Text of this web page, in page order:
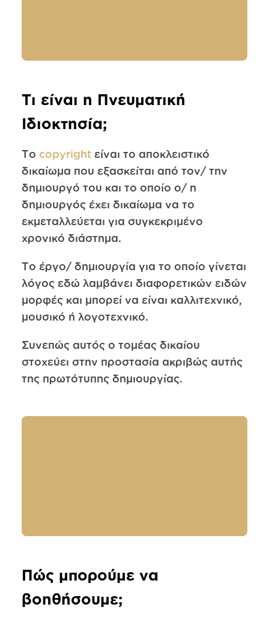
Τι είναι η Πνευματική
Ιδιοκτησία;
Το copyrightείναι το αποκλειστικό
δικαίωμα που εξασκείται από τον/ την
δημιουργό του και το οποίο ο/ η
δημιουργός έχει δικαίωμα να το
εκμεταλλεύεται για συγκεκριμένο
χρονικό διάστημα.
Το έργο/ δημιουργία για το οποίο γίνεται
λόγος εδώ λαμβάνει διαφορετικών ειδών
μορφές και μπορεί να είναι καλλιτεχνικό,
μουσικό ή λογοτεχνικό.
Συνεπώς αυτός ο τομέας δικαίου
στοχεύει στην προστασία ακριβώς αυτής
της πρωτότυπης δημιουργίας.
Πώς μπορούμε να
βοηθήσουμε;